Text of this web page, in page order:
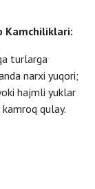
Kamchiliklari:
turlarga
narxi yuqori;
hajmli yuklar
kamroq qulay.